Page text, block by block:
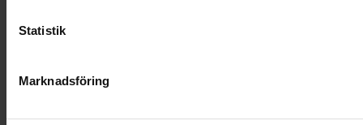
Statistik
Marknadsföring